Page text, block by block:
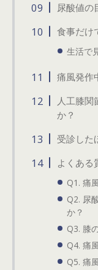
尿酸値の
食事だけ
生活で
痛風発作
人工膝関
か？
受診した
よくある
Q1. 痛
Q2. 尿
か？
Q3. 膝
Q4. 痛
Q5. 痛